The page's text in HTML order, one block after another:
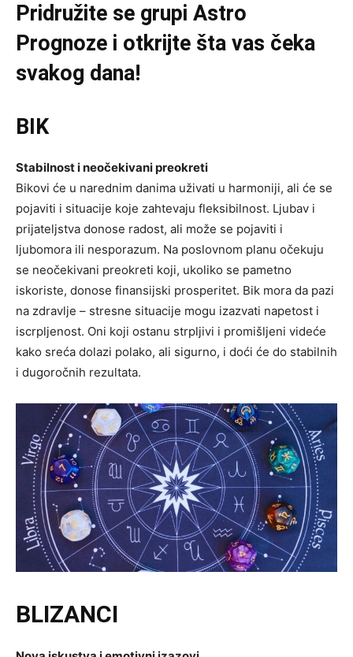
Pridružite se grupi Astro
Prognoze i otkrijte šta vas čeka
svakog dana!
BIK
Stabilnost i neočekivani preokreti
Bikovi će u narednim danima uživati u harmoniji, ali će se
pojaviti i situacije koje zahtevaju fleksibilnost. Ljubav i
prijateljstva donose radost, ali može se pojaviti i
ljubomora ili nesporazum. Na poslovnom planu očekuju
se neočekivani preokreti koji, ukoliko se pametno
iskoriste, donose finansijski prosperitet. Bik mora da pazi
na zdravlje – stresne situacije mogu izazvati napetost i
iscrpljenost. Oni koji ostanu strpljivi i promišljeni videće
kako sreća dolazi polako, ali sigurno, i doći će do stabilnih
i dugoročnih rezultata.
BLIZANCI